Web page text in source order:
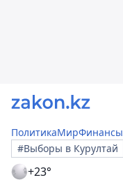
ПолитикаМирФинансы
#Выборы в Курултай
+23°